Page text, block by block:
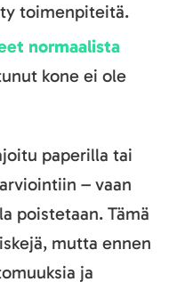
toimenpiteitä.
normaalista
kone ei ole
paperilla tai
– vaan
poistetaan. Tämä
mutta ennen
ja